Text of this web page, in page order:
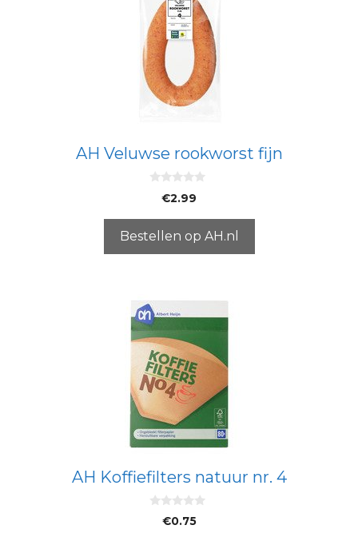
AH Veluwse rookworst fijn
5
€2.99
Bestellen op AH.nl
AH Koffiefilters natuur nr. 4
€0.75